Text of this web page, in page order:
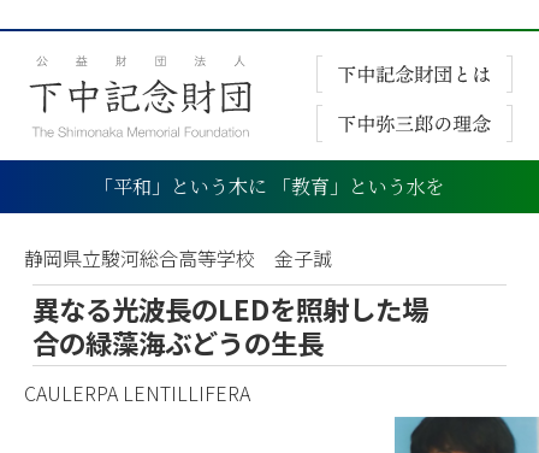
「平和」という木に 「教育」という水を
静岡県立駿河総合高等学校 金子誠
異なる光波長のLEDを照射した場
合の緑藻海ぶどうの生長
CAULERPA LENTILLIFERA